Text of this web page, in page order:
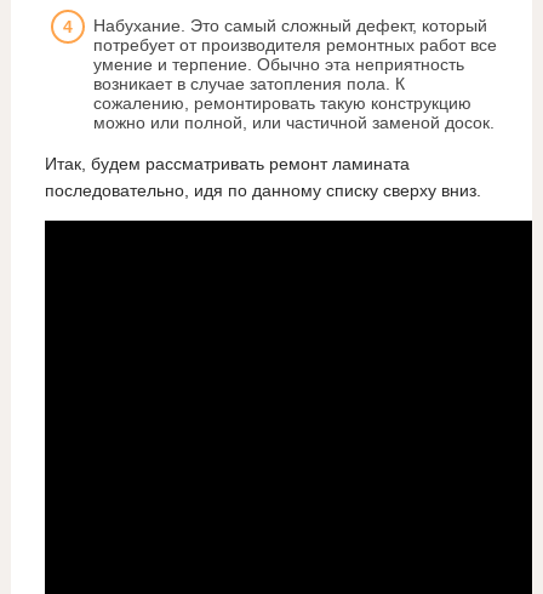
Набухание. Это самый сложный дефект, который
потребует от производителя ремонтных работ все
умение и терпение. Обычно эта неприятность
возникает в случае затопления пола. К
сожалению, ремонтировать такую конструкцию
можно или полной, или частичной заменой досок.
Итак, будем рассматривать ремонт ламината
последовательно, идя по данному списку сверху вниз.